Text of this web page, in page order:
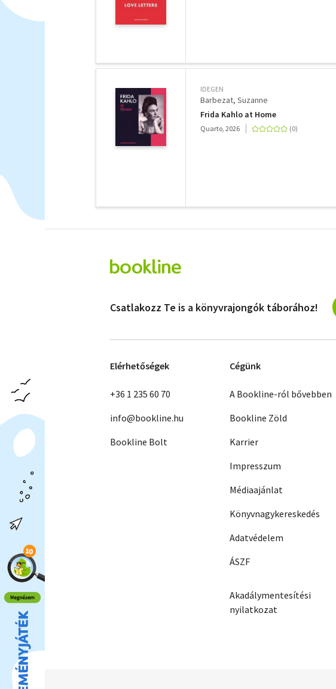
IDEGEN
Barbezat, Suzanne
Frida Kahlo at Home
Quarto, 2026
Csatlakozz Te is a könyvrajongók táborához!
Elérhetőségek
+36 1 235 60 70
info@bookline.hu
Bookline Bolt
Cégünk
A Bookline-ról bővebben
Bookline Zöld
Karrier
Impresszum
Médiaajánlat
Könyvnagykereskedés
Adatvédelem
ÁSZF
Akadálymentesítési
nyilatkozat